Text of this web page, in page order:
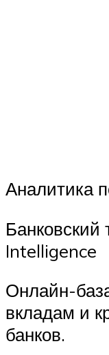
Аналитика
Intelligence
Онлайн-
вкладам и
банков.